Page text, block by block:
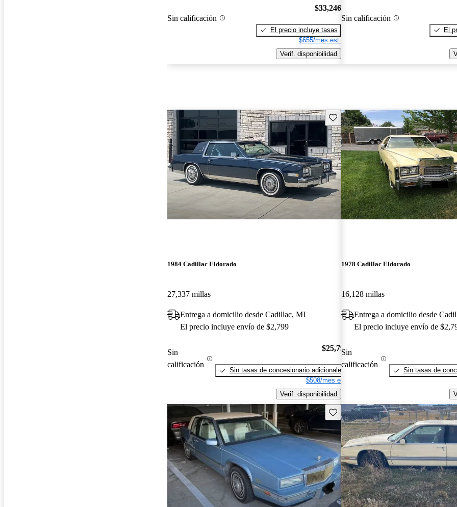
Sin calificación
$33,246
El precio incluye tasas
$655/mes est.
Verif. disponibilidad
Sin calificación
El
Guarda este Aviso
1984 Cadillac Eldorado
27,337 millas
Entrega a domicilio desde Cadillac, MI
El precio incluye envío de $2,799
Sin
calificación
$25,794
Sin tasas de concesionario adicionales
$508/mes est.
Verif. disponibilidad
1978 Cadillac Eldorado
16,128 millas
Entrega a domicilio desde
El precio incluye envío de
Sin
calificación
Sin tasas de
Guarda este Aviso